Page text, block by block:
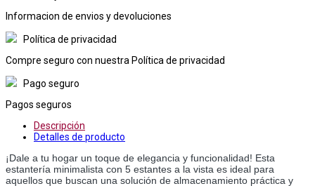
Informacion de envios y devoluciones
Política de privacidad
Compre seguro con nuestra Política de privacidad
Pago seguro
Pagos seguros
Descripción
Detalles de producto
¡Dale a tu hogar un toque de elegancia y funcionalidad! Esta
estantería minimalista con 5 estantes a la vista es ideal para
aquellos que buscan una solución de almacenamiento práctica y